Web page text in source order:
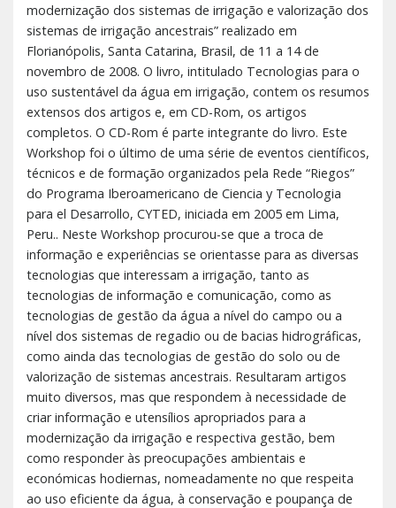
modernização dos sistemas de irrigação e valorização dos
sistemas de irrigação ancestrais” realizado em
Florianópolis, Santa Catarina, Brasil, de 11 a 14 de
novembro de 2008. O livro, intitulado Tecnologias para o
uso sustentável da água em irrigação, contem os resumos
extensos dos artigos e, em CD-Rom, os artigos
completos. O CD-Rom é parte integrante do livro. Este
Workshop foi o último de uma série de eventos científicos,
técnicos e de formação organizados pela Rede “Riegos”
do Programa Iberoamericano de Ciencia y Tecnologia
para el Desarrollo, CYTED, iniciada em 2005 em Lima,
Peru.. Neste Workshop procurou-se que a troca de
informação e experiências se orientasse para as diversas
tecnologias que interessam a irrigação, tanto as
tecnologias de informação e comunicação, como as
tecnologias de gestão da água a nível do campo ou a
nível dos sistemas de regadio ou de bacias hidrográficas,
como ainda das tecnologias de gestão do solo ou de
valorização de sistemas ancestrais. Resultaram artigos
muito diversos, mas que respondem à necessidade de
criar informação e utensílios apropriados para a
modernização da irrigação e respectiva gestão, bem
como responder às preocupações ambientais e
económicas hodiernas, nomeadamente no que respeita
ao uso eficiente da água, à conservação e poupança de